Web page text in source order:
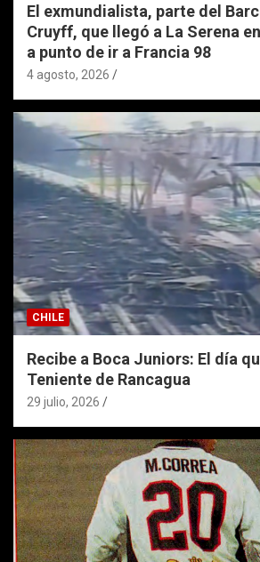
El exmundialista, parte del
Cruyff, que llegó a La Serena
a punto de ir a Francia 98
4 agosto, 2026
CHILE
Recibe a Boca Juniors: El día
Teniente de Rancagua
29 julio, 2026